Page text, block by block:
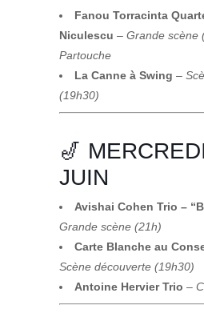
Fanou Torracinta
Niculescu – Grande scène
Partouche
La Canne à Swing –
(19h30)
🎷
JUIN
Avishai Cohen Trio –
Grande scène (21h)
Carte Blanche au
Scène découverte (19h30)
Antoine Hervier Trio –